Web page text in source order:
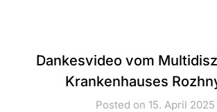
Dankesvideo vom
Krankenhauses
Posted on 15. April 2025